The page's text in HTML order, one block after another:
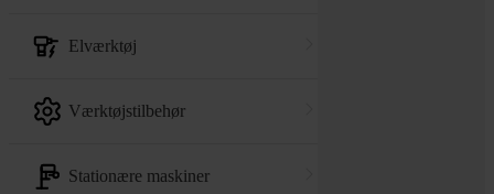
elværktøj
værktøjstilbehør
stationære maskiner